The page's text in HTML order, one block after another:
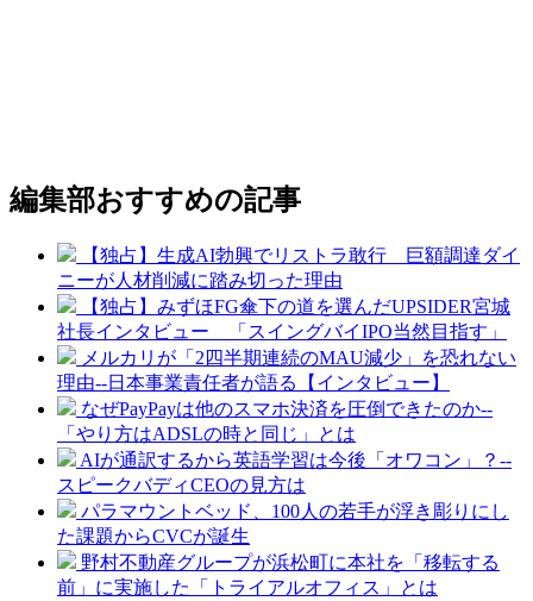
編集部おすすめの記事
【独占】生成AI勃興でリストラ敢行 巨額調達ダイ
ニーが人材削減に踏み切った理由
【独占】みずほFG傘下の道を選んだUPSIDER宮城
社長インタビュー 「スイングバイIPO当然目指す」
メルカリが「2四半期連続のMAU減少」を恐れない
理由--日本事業責任者が語る【インタビュー】
なぜPayPayは他のスマホ決済を圧倒できたのか--
「やり方はADSLの時と同じ」とは
AIが通訳するから英語学習は今後「オワコン」？--
スピークバディCEOの見方は
パラマウントベッド、100人の若手が浮き彫りにし
た課題からCVCが誕生
野村不動産グループが浜松町に本社を「移転する
前」に実施した「トライアルオフィス」とは